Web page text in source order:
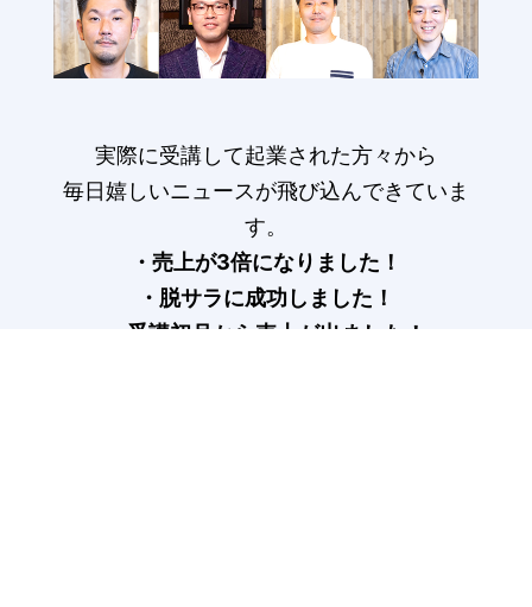
実際に受講して起業された方々から
毎日嬉しいニュースが飛び込んできていま
す。
・売上が3倍になりました！
・脱サラに成功しました！
・受講初月から売上が出ました！